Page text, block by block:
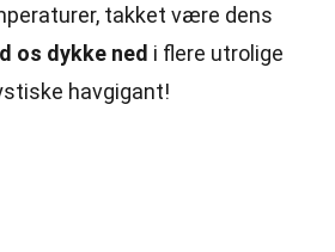
takket være dens
os dykke ned i flere utrolige
havgigant!